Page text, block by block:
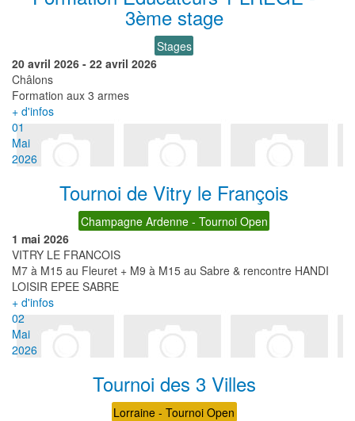
3ème stage
Stages
20 avril 2026 - 22 avril 2026
Châlons
Formation aux 3 armes
+ d'infos
01
Mai
2026
Tournoi de Vitry le François
Champagne Ardenne - Tournoi Open
1 mai 2026
VITRY LE FRANCOIS
M7 à M15 au Fleuret + M9 à M15 au Sabre & rencontre HANDI
LOISIR EPEE SABRE
+ d'infos
02
Mai
2026
Tournoi des 3 Villes
Lorraine - Tournoi Open